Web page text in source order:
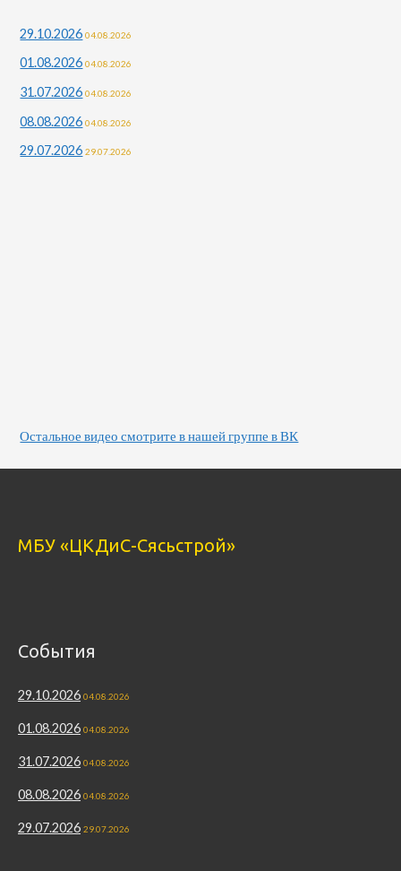
29.10.2026 04.08.2026
01.08.2026 04.08.2026
31.07.2026 04.08.2026
08.08.2026 04.08.2026
29.07.2026 29.07.2026
Остальное видео смотрите в нашей группе в ВК
МБУ «ЦКДиС-Сясьстрой»
События
29.10.2026 04.08.2026
01.08.2026 04.08.2026
31.07.2026 04.08.2026
08.08.2026 04.08.2026
29.07.2026 29.07.2026